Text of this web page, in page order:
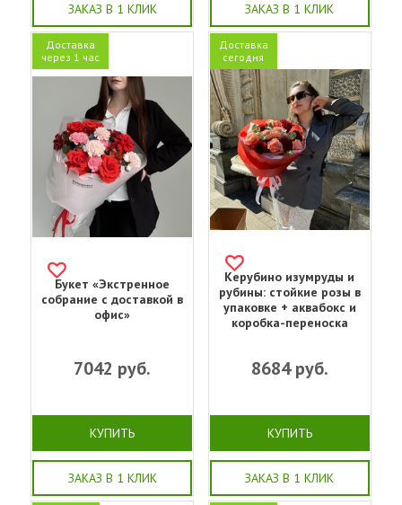
ЗАКАЗ В 1 КЛИК ЗАКАЗ В 1 КЛИК
Доставка
через 1 час
Букет «Экстренное
собрание с доставкой в
офис»
7042 руб.
КУПИТЬ
ЗАКАЗ В 1 КЛИК
Доставка
сегодня
Керубино изумруды и
рубины: стойкие розы в
упаковке + аквабокс и
коробка-переноска
8684руб.
КУПИТЬ
ЗАКАЗ В 1 КЛИК